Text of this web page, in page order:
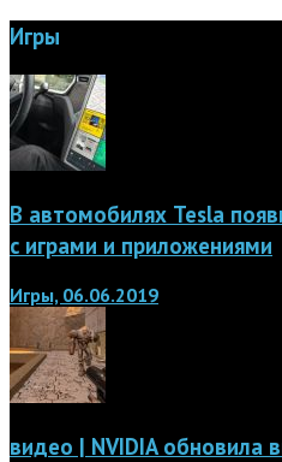
Игры
В автомобилях Tesla
с играми и приложениями
Игры, 06.06.2019
видео | NVIDIA